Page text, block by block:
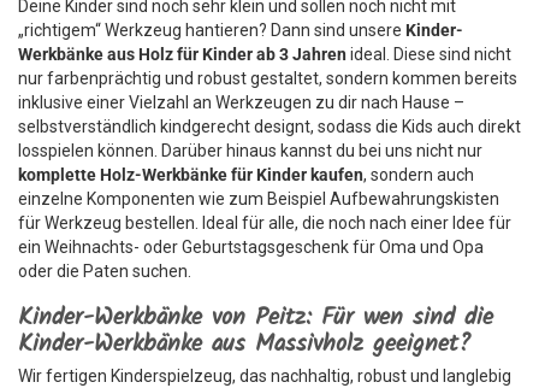
Deine Kinder sind noch sehr klein und sollen noch nicht mit
„richtigem“ Werkzeug hantieren? Dann sind unsere Kinder-
Werkbänke aus Holz für Kinder ab 3 Jahren ideal. Diese sind nicht
nur farbenprächtig und robust gestaltet, sondern kommen bereits
inklusive einer Vielzahl an Werkzeugen zu dir nach Hause –
selbstverständlich kindgerecht designt, sodass die Kids auch direkt
losspielen können. Darüber hinaus kannst du bei uns nicht nur
komplette Holz-Werkbänke für Kinder kaufen, sondern auch
einzelne Komponenten wie zum Beispiel Aufbewahrungskisten
für Werkzeug bestellen. Ideal für alle, die noch nach einer Idee für
ein Weihnachts- oder Geburtstagsgeschenk für Oma und Opa
oder die Paten suchen.
Kinder-Werkbänke von Peitz: Für wen sind die
Kinder-Werkbänke aus Massivholz geeignet?
Wir fertigen Kinderspielzeug, das nachhaltig, robust und langlebig